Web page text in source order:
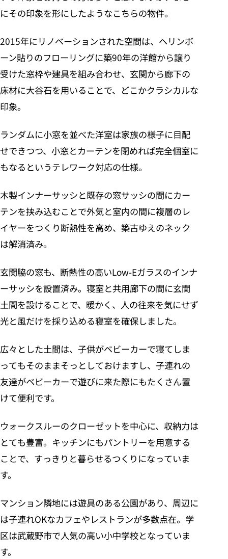
にその印象を形にしたようなこちらの物件。
2015年にリノベーションされた空間は、ヘリンボ
ーン貼りのフローリングに築90年の洋館から譲り
受けた窓枠や建具を組み合わせ、玄関から廊下の
床材に大谷石を用いることで、どこかクラシカルな
印象。
ランダムに小窓を並べた洋室は家族の様子に目配
せできつつ、小窓とカーテンを閉めれば完全個室に
もなるというテレワーク対応の仕様。
木製インナーサッシと既存の窓サッシの間にカー
テンを挟み込むことで外気と室内の間に複層のレ
イヤーをつくり断熱性を高め、築古ゆえのネック
は解消済み。
玄関脇の窓も、断熱性の高いLow-Eガラスのインナ
ーサッシを設置済み。寝室と共用廊下の間に玄関
土間を設けることで、暖かく、人の往来を気にせず
光と風だけを採り込める寝室を確保しました。
広々とした土間は、子供がベビーカーで寝てしま
ってもそのままそっとしておけますし、子連れの
友達がベビーカーで遊びに来た際にもたくさん置
けて便利です。
ウォークスルーのクローゼットを中心に、収納力は
とても豊富。キッチンにもパントリーを用意する
ことで、すっきりと暮らせるつくりになっていま
す。
マンション隣地には遊具のある公園があり、周辺に
は子連れOKなカフェやレストランが多数点在。学
区は武蔵野市で人気の高い小中学校となっていま
す。